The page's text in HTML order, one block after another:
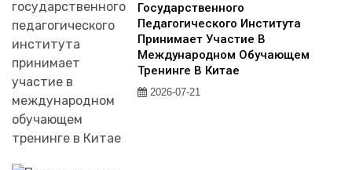
Государственного
Педагогического Института
Принимает Участие В
Международном Обучающем
Тренинге В Китае
2026-07-21